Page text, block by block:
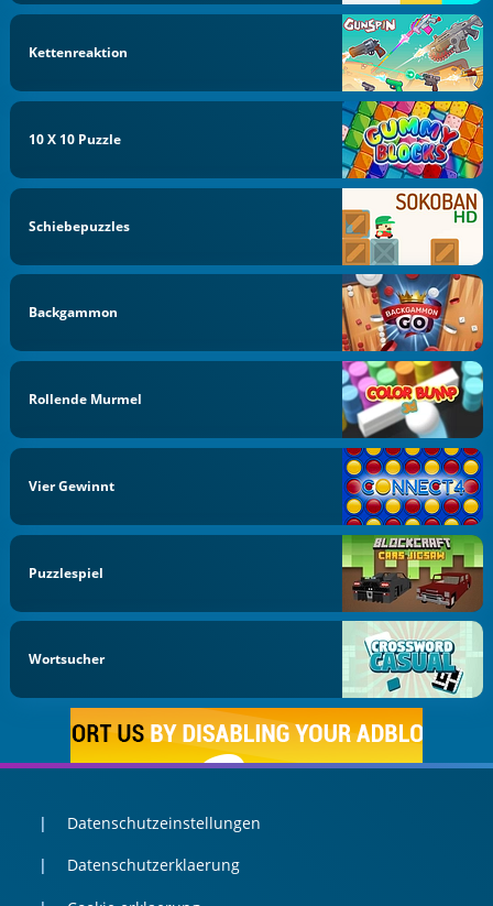
Kettenreaktion
10 X 10 Puzzle
Schiebepuzzles
Backgammon
Rollende Murmel
Vier Gewinnt
Puzzlespiel
Wortsucher
Datenschutzeinstellungen
Datenschutzerklaerung